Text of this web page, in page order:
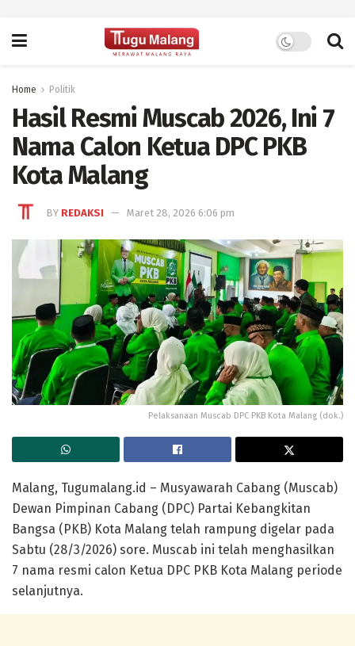
Home Politik
Hasil Resmi Muscab 2026, Ini 7
Nama Calon Ketua DPC PKB
Kota Malang
BY REDAKSI Maret 28, 2026 6:06 pm
Pelaksanaan Muscab DPC PKB Kota Malang (dok.)
Malang, Tugumalang.id – Musyawarah Cabang (Muscab)
Dewan Pimpinan Cabang (DPC) Partai Kebangkitan
Bangsa (PKB) Kota Malang telah rampung digelar pada
Sabtu (28/3/2026) sore. Muscab ini telah menghasilkan
7 nama resmi calon Ketua DPC PKB Kota Malang periode
selanjutnya.